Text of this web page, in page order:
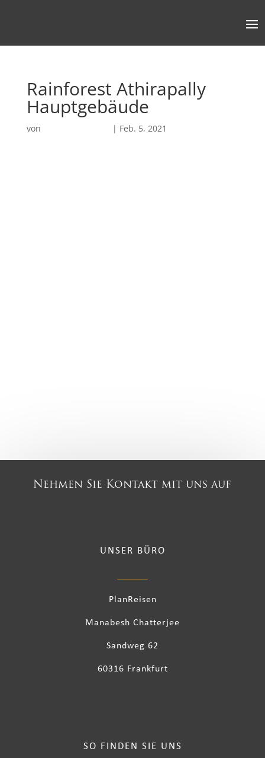
Rainforest Athirapally
Hauptgebäude
von | Feb. 5, 2021
Nehmen Sie Kontakt mit uns auf
UNSER BÜRO
PlanReisen
Manabesh Chatterjee
Sandweg 62
60316 Frankfurt
SO FINDEN SIE UNS